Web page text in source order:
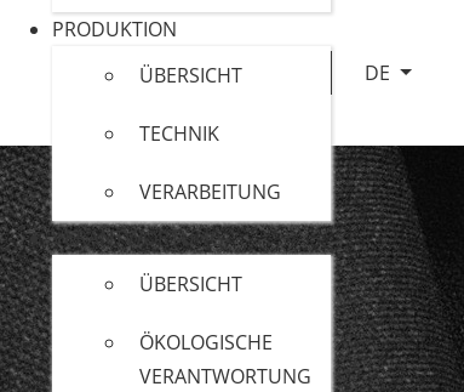
PRODUKTION
ÜBERSICHT
TECHNIK
VERARBEITUNG
VERANTWORTUNG
ÜBERSICHT
ÖKOLOGISCHE
VERANTWORTUNG
Sprache
DE